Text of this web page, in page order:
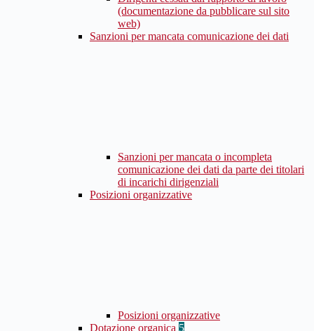
(documentazione da pubblicare sul sito
web)
Sanzioni per mancata comunicazione dei dati
Sanzioni per mancata o incompleta
comunicazione dei dati da parte dei titolari
di incarichi dirigenziali
Posizioni organizzative
Posizioni organizzative
Dotazione organica 5